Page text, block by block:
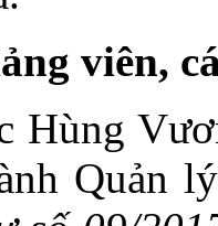
viên,
Hùng
Quản